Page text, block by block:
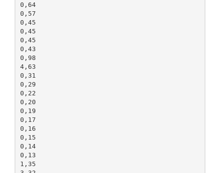
0,64
0,57
0,45
0,45
0,45
0,43
0,98
4,63
0,31
0,29
0,22
0,20
0,19
0,17
0,16
0,15
0,14
0,13
1,35